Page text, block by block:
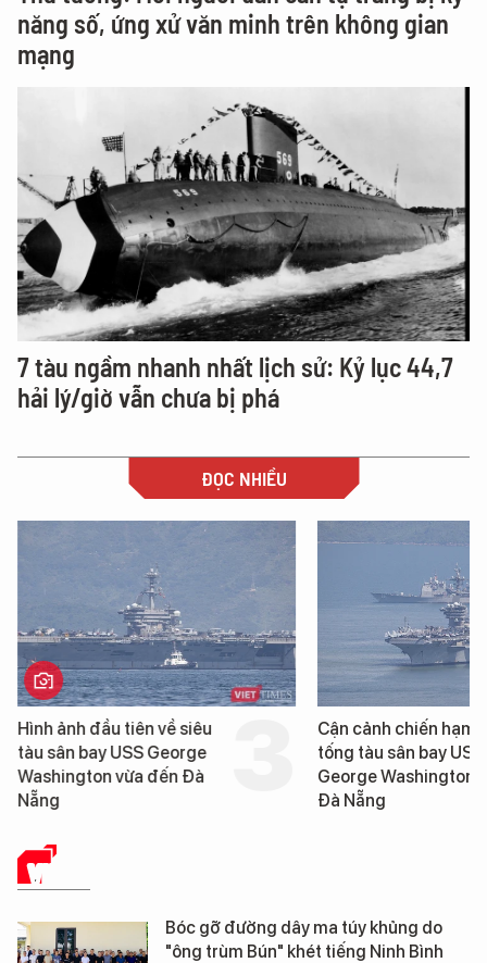
năng số, ứng xử văn minh trên không gian
mạng
7 tàu ngầm nhanh nhất lịch sử: Kỷ lục 44,7
hải lý/giờ vẫn chưa bị phá
ĐỌC NHIỀU
Hình ảnh đầu tiên về siêu
tàu sân bay USS George
Washington vừa đến Đà
Nẵng
Cận cảnh chiến hạm
tống tàu sân bay USS
George Washington
Đà Nẵng
VIDEO
Bóc gỡ đường dây ma túy khủng do
"ông trùm Bún" khét tiếng Ninh Bình